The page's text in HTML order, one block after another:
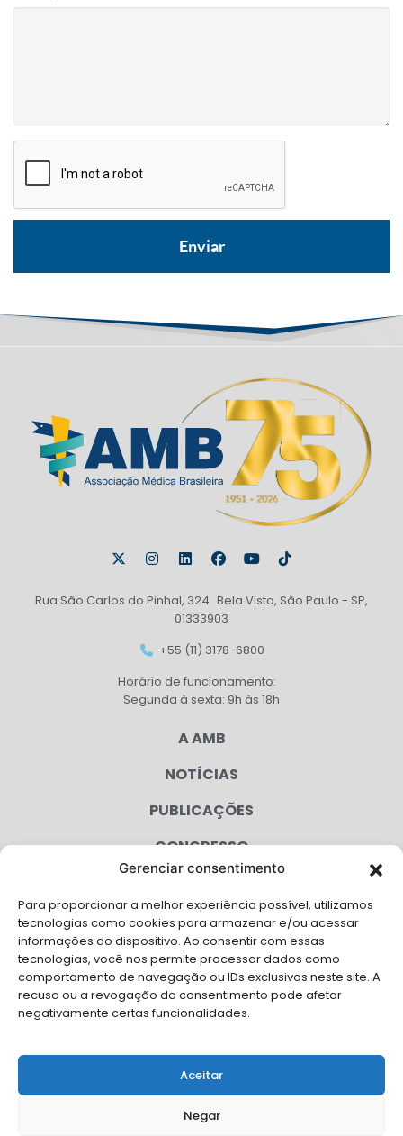
Gerenciar consentimento
Para proporcionar a melhor experiência possível, utilizamos
tecnologias como cookies para armazenar e/ou acessar
informações do dispositivo. Ao consentir com essas
tecnologias, você nos permite processar dados como
comportamento de navegação ou IDs exclusivos neste site. A
recusa ou a revogação do consentimento pode afetar
negativamente certas funcionalidades.
Aceitar
Negar
Rua São Carlos do Pinhal, 324 Bela Vista, São Paulo - SP,
01333903
+55 (11) 3178-6800
Horário de funcionamento:
Segunda à sexta: 9h às 18h
A AMB
NOTÍCIAS
PUBLICAÇÕES
CONGRESSO
CAMPANHAS
SERVIÇOS
FILIADAS
FALE CONOSCO
Solicite Apoio Institucional da AMB para o seu evento